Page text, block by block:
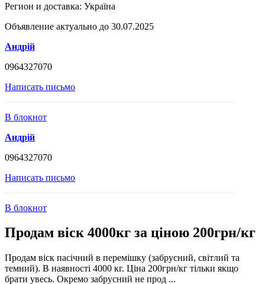
Регион и доставка: Україна
Объявление актуально до 30.07.2025
Андрій
0964327070
Написать письмо
В блокнот
Андрій
0964327070
Написать письмо
В блокнот
Продам віск 4000кг за ціною 200грн/кг
Продам віск пасічний в перемішку (забрусний, світлий та
темний). В наявності 4000 кг. Ціна 200грн/кг тільки якщо
брати увесь. Окремо забрусний не прод ...